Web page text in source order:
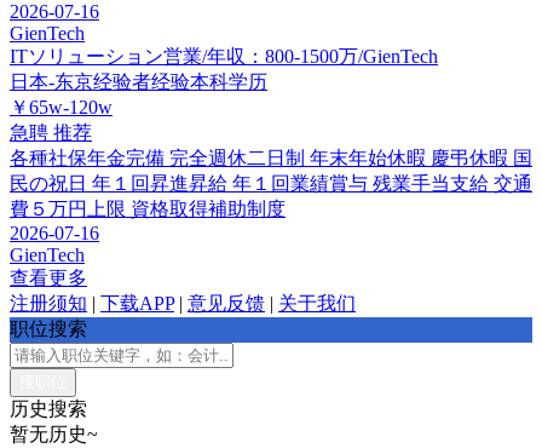
2026-07-16
GienTech
ITソリューション営業/年収：800-1500万/GienTech
日本-东京经验者经验本科学历
￥65w-120w
急聘 推荐
各種社保年金完備 完全週休二日制 年末年始休暇 慶弔休暇 国
民の祝日 年１回昇進昇給 年１回業績賞与 残業手当支給 交通
費５万円上限 資格取得補助制度
2026-07-16
GienTech
查看更多
注册须知 | 下载APP | 意见反馈 | 关于我们
职位搜索
历史搜索
暂无历史~